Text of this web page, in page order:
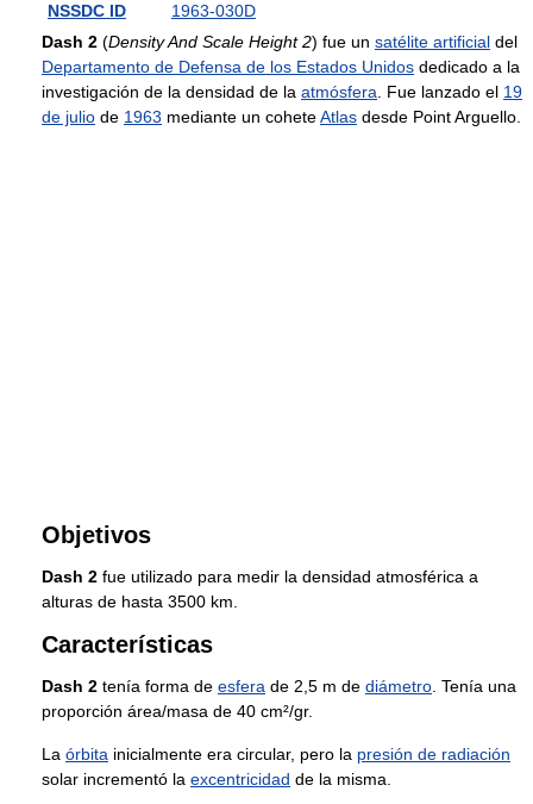
NSSDC ID
1963-030D
Dash 2 (Density And Scale Height 2) fue un satélite artificial del
Departamento de Defensa de los Estados Unidos dedicado a la
investigación de la densidad de la atmósfera . Fue lanzado el 19
de julio de 1963 mediante un coheteAtlas desde Point Arguello.
Objetivos
Dash 2 fue utilizado para medir la densidad atmosférica a
alturas de hasta 3500 km.
Características
Dash 2 tenía forma de esfera de 2,5 m de diámetro . Tenía una
proporción área/masa de 40 cm²/gr.
La órbita inicialmente era circular, pero la presión de radiación
solar incrementó la excentricidad de la misma.